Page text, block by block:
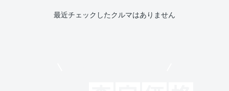
最近チェックしたクルマはありません